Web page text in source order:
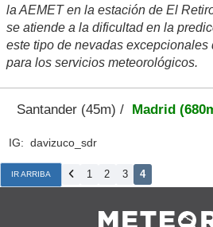
la AEMET en la estación de El
se atiende a la dificultad en la
este tipo de nevadas excepcionales
para los servicios meteorológicos.
Santander (45m) / Madrid
IG: davizuco_sdr
IR ARRIBA 1 2 3 4